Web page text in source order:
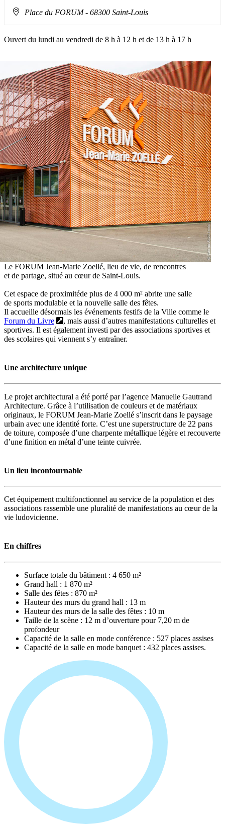
AdressePlace du FORUM- 68300 Saint-Louis
Ouvert du lundi au vendredi de 8 h à 12 h et de 13 h à 17 h
Le FORUM Jean-Marie Zoellé, lieu de vie, de rencontres
et de partage, situé au cœur de Saint-Louis.
Cet espace de proximitéde plus de 4 000 m² abrite une salle
de sports modulable et la nouvelle salle des fêtes.
Il accueille désormais les événements festifs de la Ville comme le
Forum du Livre
, mais aussi d’autres manifestations culturelles et
sportives. Il est également investi par des associations sportives et
des scolaires qui viennent s’y entraîner.
Une architecture unique
Le projet architectural a été porté par l’agence Manuelle Gautrand
Architecture. Grâce à l’utilisation de couleurs et de matériaux
originaux, le FORUM Jean-Marie Zoellé s’inscrit dans le paysage
urbain avec une identité forte. C’est une superstructure de 22 pans
de toiture, composée d’une charpente métallique légère et recouverte
d’une finition en métal d’une teinte cuivrée.
Un lieu incontournable
Cet équipement multifonctionnel au service de la population et des
associations rassemble une pluralité de manifestations au cœur de la
vie ludovicienne.
En chiffres
Surface totale du bâtiment : 4 650 m²
Grand hall : 1 870 m²
Salle des fêtes : 870 m²
Hauteur des murs du grand hall : 13 m
Hauteur des murs de la salle des fêtes : 10 m
Taille de la scène : 12 m d’ouverture pour 7,20 m de
profondeur
Capacité de la salle en mode conférence : 527 places assises
Capacité de la salle en mode banquet : 432 places assises.